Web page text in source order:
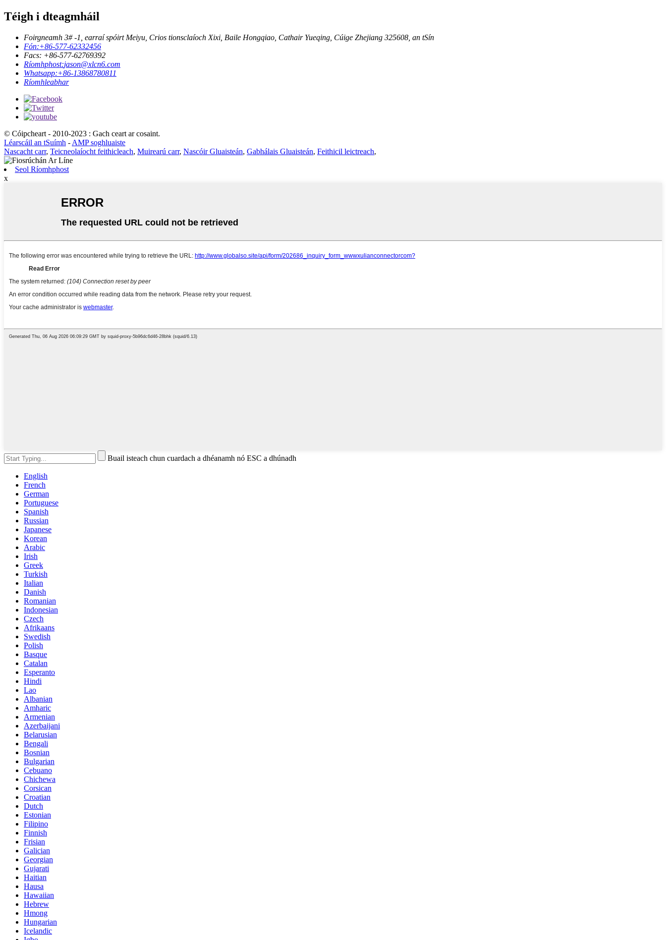
Téigh i dteagmháil
Foirgneamh 3# -1, earraí spóirt Meiyu, Crios tionsclaíoch Xixi, Baile Hongqiao, Cathair Yueqing, Cúige Zhejiang 325608, an tSín
Fón:+86-577-62332456
Facs: +86-577-62769392
Ríomhphost:jason@xlcn6.com
Whatsapp:+86-13868780811
Ríomhleabhar
© Cóipcheart - 2010-2023 : Gach ceart ar cosaint.
Léarscáil an tSuímh - AMP soghluaiste
Nascacht carr, Teicneolaíocht feithicleach, Muirearú carr, Nascóir Gluaisteán, Gabhálais Gluaisteán, Feithicil leictreach,
Seol Ríomhphost
x
Buail isteach chun cuardach a dhéanamh nó ESC a dhúnadh
English
French
German
Portuguese
Spanish
Russian
Japanese
Korean
Arabic
Irish
Greek
Turkish
Italian
Danish
Romanian
Indonesian
Czech
Afrikaans
Swedish
Polish
Basque
Catalan
Esperanto
Hindi
Lao
Albanian
Amharic
Armenian
Azerbaijani
Belarusian
Bengali
Bosnian
Bulgarian
Cebuano
Chichewa
Corsican
Croatian
Dutch
Estonian
Filipino
Finnish
Frisian
Galician
Georgian
Gujarati
Haitian
Hausa
Hawaiian
Hebrew
Hmong
Hungarian
Icelandic